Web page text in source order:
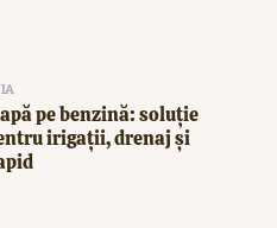
pe benzină: soluție
irigații, drenaj și